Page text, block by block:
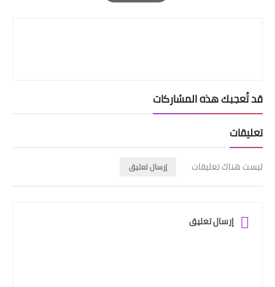
قد تُعجبك هذه المشاركات
تعليقات
ليست هناك تعليقات إرسال تعليق
إرسال تعليق